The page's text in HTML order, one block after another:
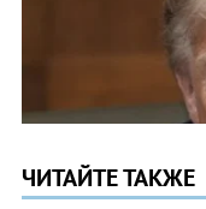
ЧИТАЙТЕ ТАКЖЕ